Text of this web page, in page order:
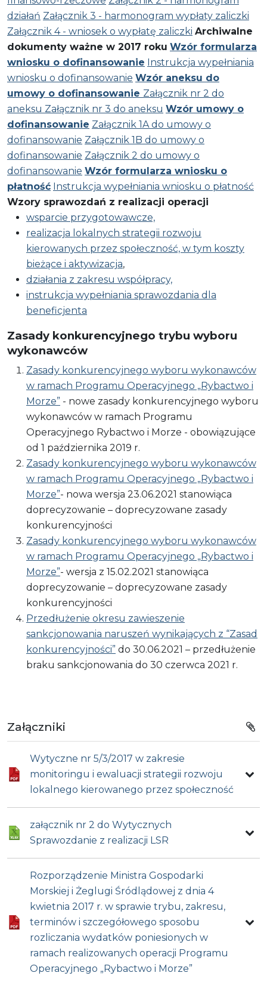
działań Załącznik 3 - harmonogram wypłaty zaliczki
Załącznik 4 - wniosek o wypłatę zaliczki Archiwalne
dokumenty ważne w 2017 roku Wzór formularza
wniosku o dofinansowanie Instrukcja wypełniania
wniosku o dofinansowanie Wzór aneksu do
umowy o dofinansowanie Załącznik nr 2 do
aneksu Załącznik nr 3 do aneksu Wzór umowy o
dofinansowanie Załącznik 1A do umowy o
dofinansowanie Załącznik 1B do umowy o
dofinansowanie Załącznik 2 do umowy o
dofinansowanie Wzór formularza wniosku o
płatność Instrukcja wypełniania wniosku o płatność
Wzory sprawozdań z realizacji operacji
wsparcie przygotowawcze,
realizacja lokalnych strategii rozwoju
kierowanych przez społeczność, w tym koszty
bieżące i aktywizacja,
działania z zakresu współpracy,
instrukcja wypełniania sprawozdania dla
beneficjenta
Zasady konkurencyjnego trybu wyboru
wykonawców
Zasady konkurencyjnego wyboru wykonawców
w ramach Programu Operacyjnego „Rybactwo i
Morze” - nowe​ zasady​ konkurencyjnego​ wyboru​
wykonawców​ w​ ramach​ Programu​
Operacyjnego​ Rybactwo​ i​ Morze​ - obowiązujące​
od​ 1​ października​ 2019 r.
Zasady konkurencyjnego wyboru wykonawców
w ramach Programu Operacyjnego „Rybactwo i
Morze”- nowa wersja 23.06.2021 stanowiąca
doprecyzowanie – doprecyzowane​ zasady​
konkurencyjności
Zasady konkurencyjnego wyboru wykonawców
w ramach Programu Operacyjnego „Rybactwo i
Morze”- wersja z 15.02.2021 stanowiąca
doprecyzowanie – doprecyzowane​ zasady​
konkurencyjności
Przedłużenie okresu zawieszenie
sankcjonowania naruszeń wynikających z “Zasad
konkurencyjności” do 30.06.2021 – przedłużenie​
braku​ sankcjonowania​ do​ 30​ czerwca 2021 r.
Załączniki
Wytyczne nr 5/3/2017 w zakresie
monitoringu i ewaluacji strategii rozwoju
lokalnego kierowanego przez społeczność
załącznik nr 2 do Wytycznych
Sprawozdanie z realizacji LSR
Rozporządzenie Ministra Gospodarki
Morskiej i Żeglugi Śródlądowej z dnia 4
kwietnia 2017 r. w sprawie trybu, zakresu,
terminów i szczegółowego sposobu
rozliczania wydatków poniesionych w
ramach realizowanych operacji Programu
Operacyjnego „Rybactwo i Morze”